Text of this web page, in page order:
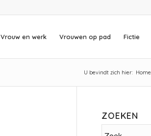
Vrouw en werk Vrouwen op pad Fictie
U bevindt zich hier: Home
ZOEKEN